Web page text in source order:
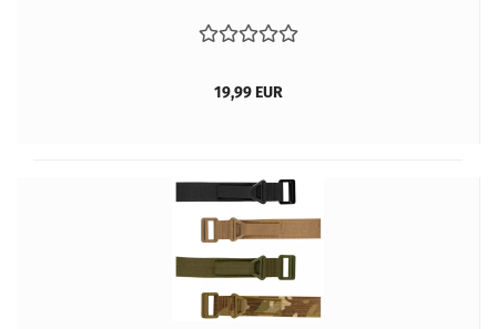
19,99 EUR